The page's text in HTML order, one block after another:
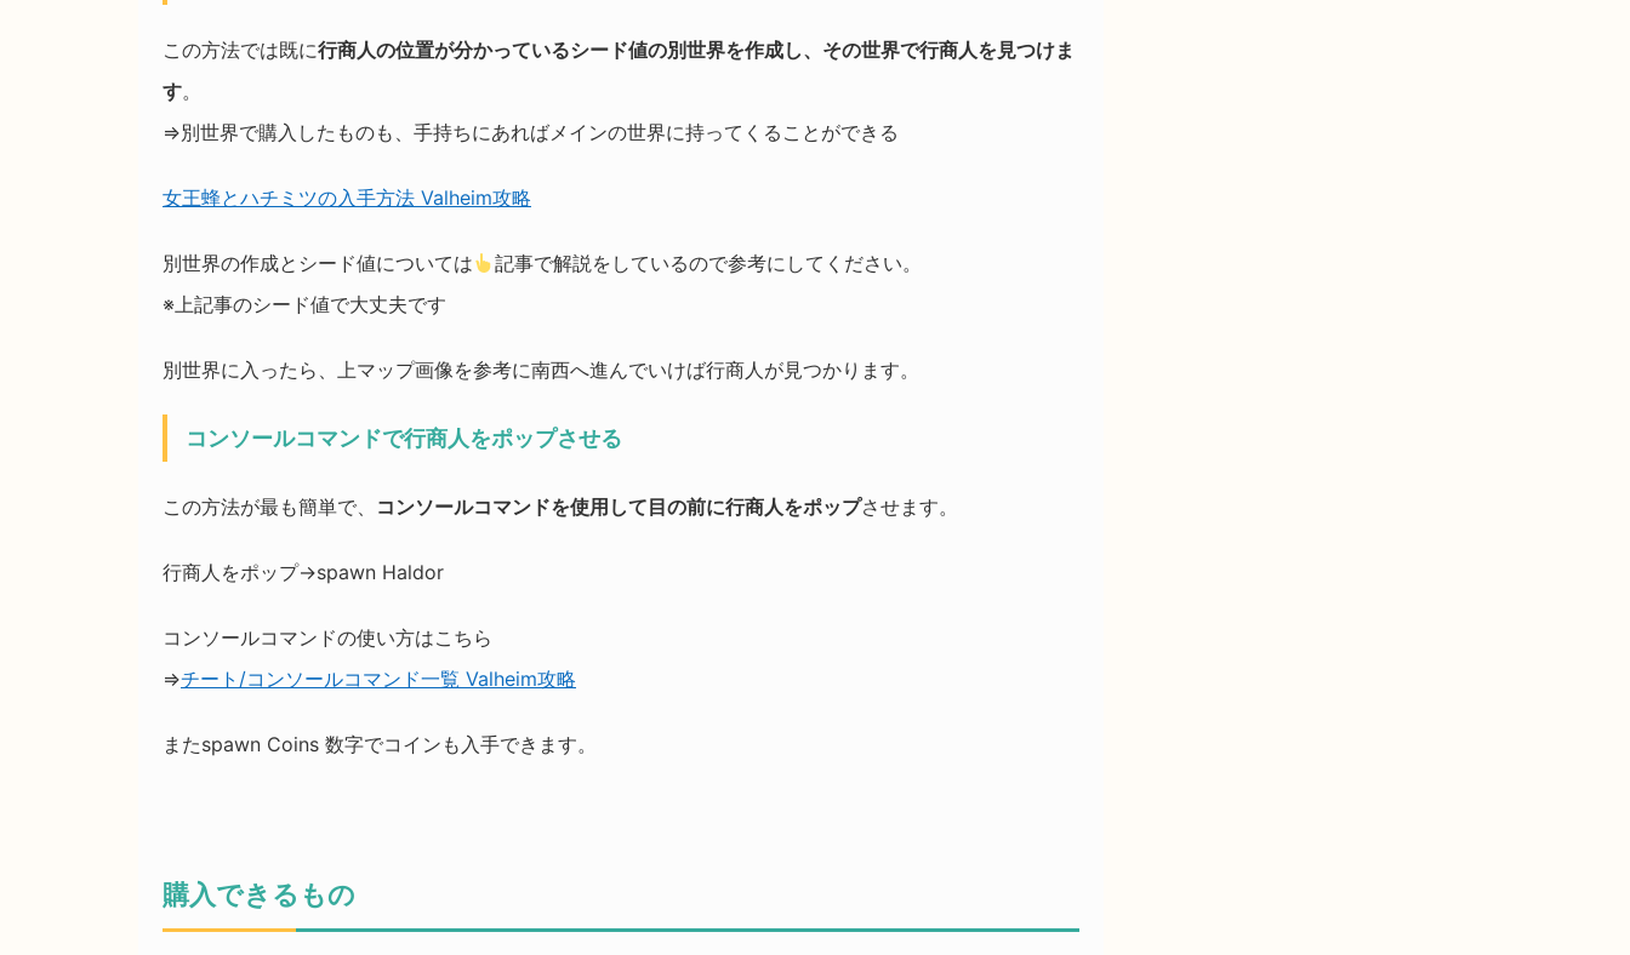
この方法では既に行商人の位置が分かっているシード値の別世界を作成し、その世界で行商人を見つけま
す。
⇒別世界で購入したものも、手持ちにあればメインの世界に持ってくることができる
女王蜂とハチミツの入手方法 Valheim攻略
別世界の作成とシード値については
記事で解説をしているので参考にしてください。
※上記事のシード値で大丈夫です
別世界に入ったら、上マップ画像を参考に南西へ進んでいけば行商人が見つかります。
コンソールコマンドで行商人をポップさせる
この方法が最も簡単で、 コンソールコマンドを使用して目の前に行商人をポップさせます。
行商人をポップ→spawn Haldor
コンソールコマンドの使い方はこちら
⇒チート/コンソールコマンド一覧 Valheim攻略
またspawn Coins 数字でコインも入手できます。
購入できるもの